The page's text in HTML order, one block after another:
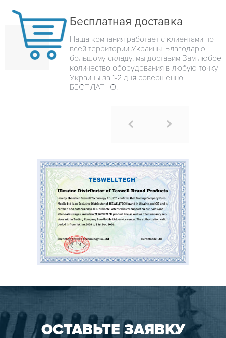
Бесплатная доставка
Наша компания работает с клиентами по
всей территории Украины. Благодарю
большому складу, мы доставим Вам любое
количество оборудования в любую точку
Украины за 1-2 дня совершенно
БЕСПЛАТНО.
ОСТАВЬТЕ ЗАЯВКУ